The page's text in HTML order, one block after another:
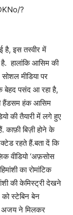
?
है, इस तस्वीर में
हालांकि आसिम की
मीडिया पर
बेहद पसंद आ रहा है,
हैंडसम हंक आसिम
की तैयारी में लगे हुए
काफ़ी बिज़ी होने के
रहते हैं.बता दें कि
वीडियो ‘अफ़सोस
का रोमांटिक
की केमिस्ट्री देखने
स्टेबिन बेन
अजय ने मिलकर